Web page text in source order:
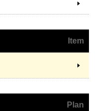
Item
Plan